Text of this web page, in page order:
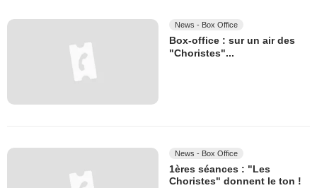
News - Box Office
Box-office : sur un air des
"Choristes"...
News - Box Office
1ères séances : "Les
Choristes" donnent le ton !